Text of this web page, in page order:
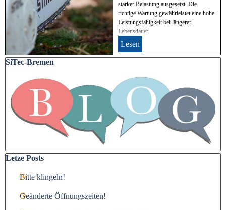
starker Belastung ausgesetzt. Die
richtige Wartung gewährleistet eine hohe
Leistungsfähigkeit bei längerer
Lebensdauer.
Lesen
Block überspringen SiTec-Bremen
SiTec-Bremen
Block überspringen Letze Posts
Letze Posts
Bitte klingeln!
Geänderte Öffnungszeiten!